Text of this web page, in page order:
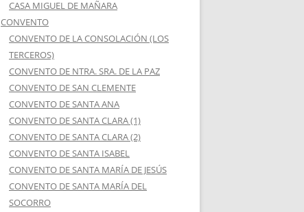
CASA MIGUEL DE MAÑARA
CONVENTO
CONVENTO DE LA CONSOLACIÓN (LOS
TERCEROS)
CONVENTO DE NTRA. SRA. DE LA PAZ
CONVENTO DE SAN CLEMENTE
CONVENTO DE SANTA ANA
CONVENTO DE SANTA CLARA (1)
CONVENTO DE SANTA CLARA (2)
CONVENTO DE SANTA ISABEL
CONVENTO DE SANTA MARÍA DE JESÚS
CONVENTO DE SANTA MARÍA DEL
SOCORRO